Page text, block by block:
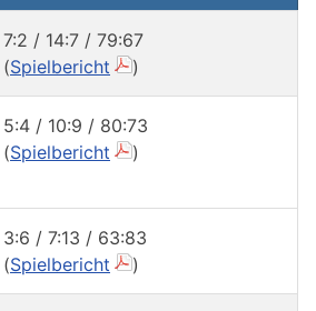
7:2 / 14:7 / 79:67
(Spielbericht )
5:4 / 10:9 / 80:73
(Spielbericht )
3:6 / 7:13 / 63:83
(Spielbericht )